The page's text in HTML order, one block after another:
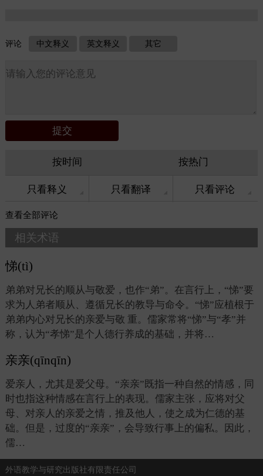
评论 中文释义 英文释义 其它
按时间 按热门
只看释义 只看翻译 只看评论
查看全部评论
相关术语
悌(tì)
弟弟对兄长的顺从与敬爱，也作“弟”。在言行上，“悌”要
求为人弟者顺从、遵循兄长的教导与命令。“悌”应植根于
弟弟内心对兄长的亲爱与敬 重。儒家常将“悌”与“孝”并
称，认为“孝悌”是个人德行养成的基础，并将…
亲亲(qīnqīn)
爱亲人，尤其是爱父母。“亲亲”既指一种自然的情感，同
时也指这种情感在言行上的表现。儒家主张，应将对父
母、对亲人的亲爱之情，推及他人，使之成为仁德的基
础。但是，过度的“亲亲”，会导致行事上的偏私。因此，
儒…
外语教学与研究出版社有限责任公司